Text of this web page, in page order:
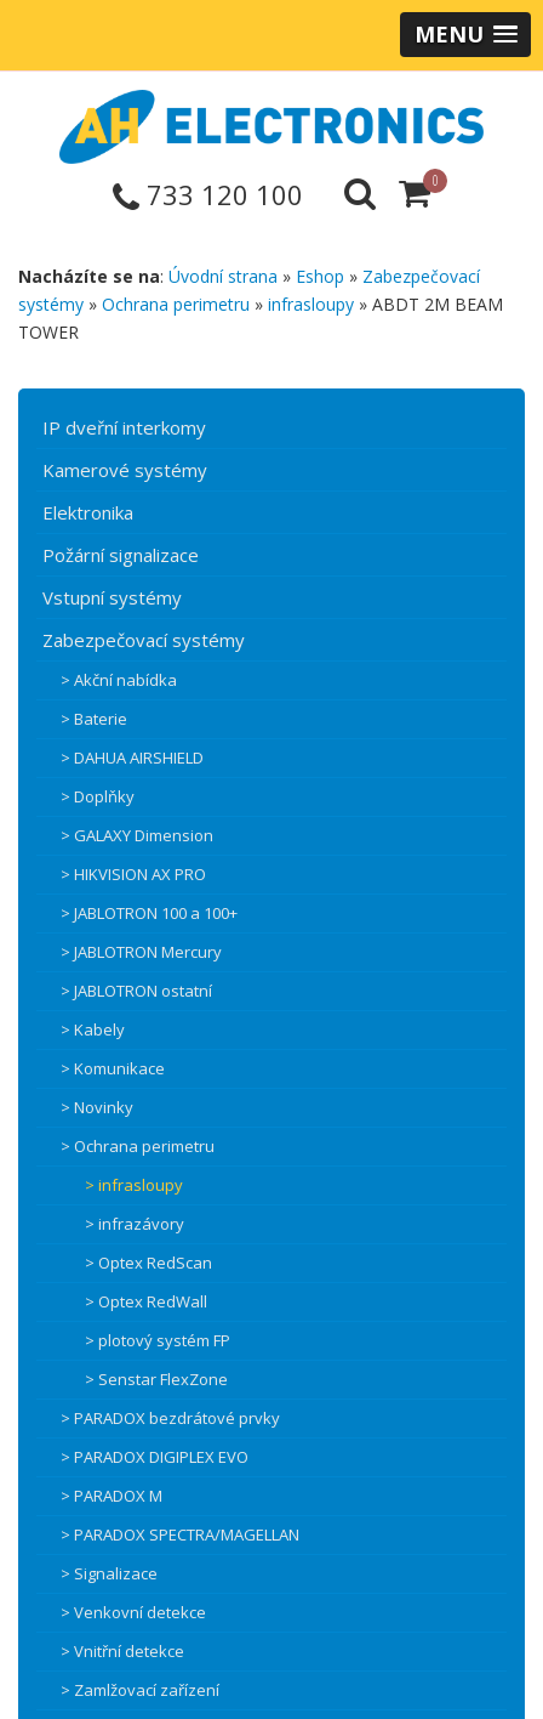
MENU
733 120 100 0
Nacházíte se na: Úvodní strana » Eshop » Zabezpečovací
systémy » Ochrana perimetru » infrasloupy » ABDT 2M BEAM
TOWER
IP dveřní interkomy
Kamerové systémy
Elektronika
Požární signalizace
Vstupní systémy
Zabezpečovací systémy
> Akční nabídka
> Baterie
> DAHUA AIRSHIELD
> Doplňky
> GALAXY Dimension
> HIKVISION AX PRO
> JABLOTRON 100 a 100+
> JABLOTRON Mercury
> JABLOTRON ostatní
> Kabely
> Komunikace
> Novinky
> Ochrana perimetru
> infrasloupy
> infrazávory
> Optex RedScan
> Optex RedWall
> plotový systém FP
> Senstar FlexZone
> PARADOX bezdrátové prvky
> PARADOX DIGIPLEX EVO
> PARADOX M
> PARADOX SPECTRA/MAGELLAN
> Signalizace
> Venkovní detekce
> Vnitřní detekce
> Zamlžovací zařízení